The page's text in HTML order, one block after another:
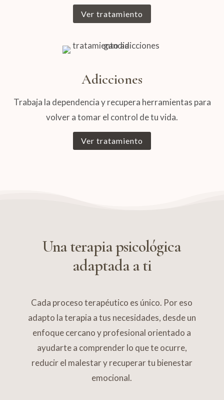
Ver tratamiento
Adicciones
Trabaja la dependencia y recupera herramientas para
volver a tomar el control de tu vida.
Ver tratamiento
Una terapia psicológica
adaptada a ti
Cada proceso terapéutico es único. Por eso
adapto la terapia a tus necesidades, desde un
enfoque cercano y profesional orientado a
ayudarte a comprender lo que te ocurre,
reducir el malestar y recuperar tu bienestar
emocional.